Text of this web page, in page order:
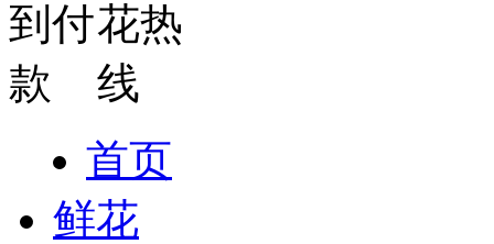
首页
鲜花